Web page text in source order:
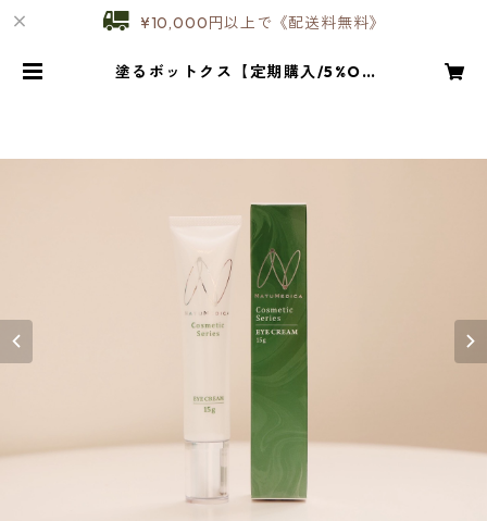
¥10,000円以上で《配送料無料》
塗るボットクス【定期購入/5%OF